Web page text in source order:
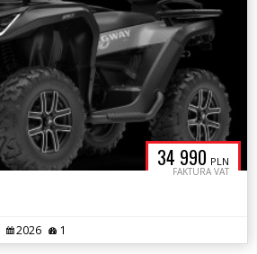
34 990 PLN
FAKTURA VAT
2026 1